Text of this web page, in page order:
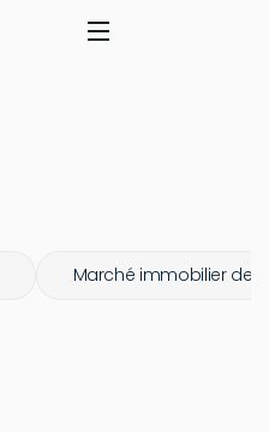
Marché immobilier de